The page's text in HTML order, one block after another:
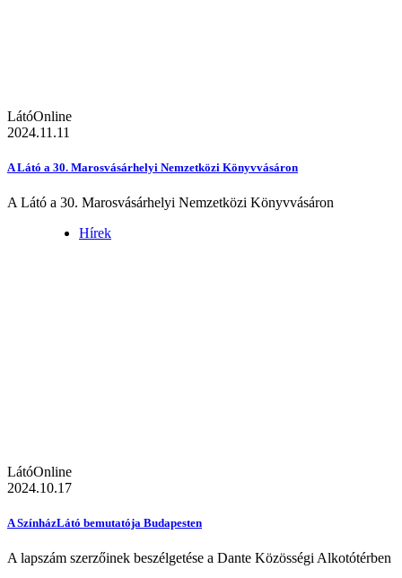
LátóOnline
2024.11.11
A Látó a 30. Marosvásárhelyi Nemzetközi Könyvvásáron
A Látó a 30. Marosvásárhelyi Nemzetközi Könyvvásáron
Hírek
LátóOnline
2024.10.17
A SzínházLátó bemutatója Budapesten
A lapszám szerzőinek beszélgetése a Dante Közösségi Alkotótérben